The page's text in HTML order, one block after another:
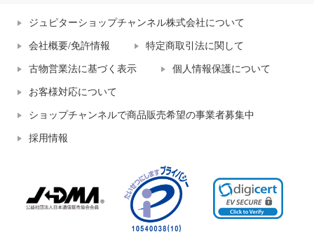
ジュピターショップチャンネル株式会社について
会社概要/免許情報 特定商取引法に関して
古物営業法に基づく表示 個人情報保護について
お客様対応について
ショップチャンネルで商品販売希望の事業者募集中
採用情報